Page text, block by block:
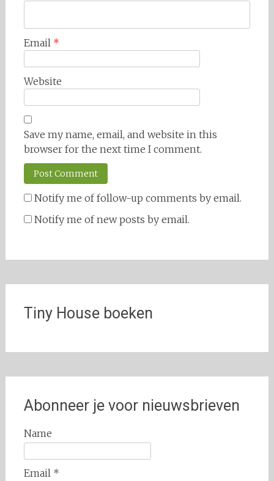
Email *
Website
Save my name, email, and website in this
browser for the next time I comment.
Notify me of follow-up comments by email.
Notify me of new posts by email.
Tiny House boeken
Abonneer je voor nieuwsbrieven
Name
Email *